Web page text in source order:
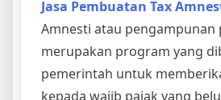
Jasa Pembuatan Tax
Amnesti atau pengampunan
merupakan program yang
pemerintah untuk
kepada wajib pajak yang